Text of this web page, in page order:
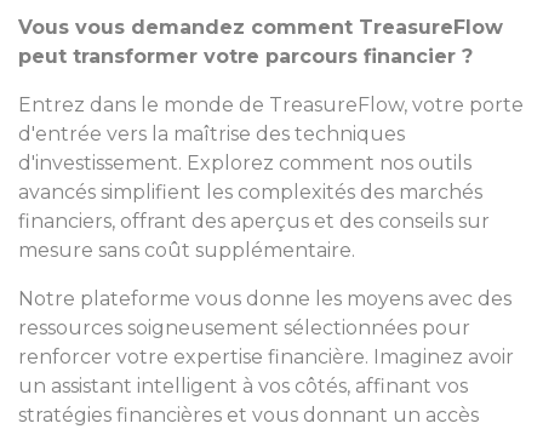
Vous vous demandez comment TreasureFlow
peut transformer votre parcours financier ?
Entrez dans le monde de TreasureFlow, votre porte
d'entrée vers la maîtrise des techniques
d'investissement. Explorez comment nos outils
avancés simplifient les complexités des marchés
financiers, offrant des aperçus et des conseils sur
mesure sans coût supplémentaire.
Notre plateforme vous donne les moyens avec des
ressources soigneusement sélectionnées pour
renforcer votre expertise financière. Imaginez avoir
un assistant intelligent à vos côtés, affinant vos
stratégies financières et vous donnant un accès